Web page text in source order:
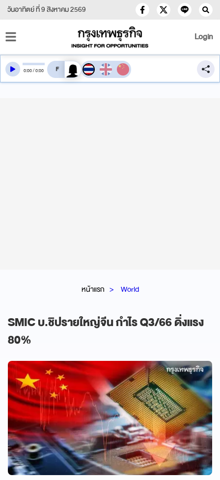
วันอาทิตย์ ที่ 9 สิงหาคม 2569
Login
หน้าแรก World
SMIC บ.ชิปรายใหญ่จีน กำไร Q3/66 ดิ่งแรง
80%
0:00/0:00 สลับเสียงอ่าน